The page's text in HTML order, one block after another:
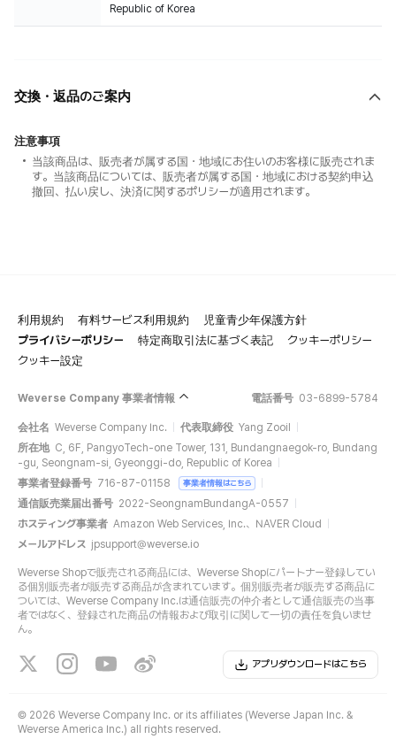
Republic of Korea
交換・返品のご案内
注意事項
当該商品は、販売者が属する国・地域にお住いのお客様に販売されま
す。当該商品については、販売者が属する国・地域における契約申込
撤回、払い戻し、決済に関するポリシーが適用されます。
利用規約 有料サービス利用規約
児童青少年保護方針
プライバシーポリシー
特定商取引法に基づく表記
クッキーポリシー
クッキー設定
Weverse Company 事業者情報 電話番号 03-6899-5784
会社名 Weverse Company Inc. 代表取締役 Yang Zooil
所在地 C, 6F, PangyoTech-one Tower, 131, Bundangnaegok-ro, Bundang
-gu, Seongnam-si, Gyeonggi-do, Republic of Korea
事業者登録番号 716-87-01158 事業者情報はこちら
通信販売業届出番号 2022-SeongnamBundangA-0557
ホスティング事業者 Amazon Web Services, Inc.、NAVER Cloud
メールアドレス jpsupport@weverse.io
Weverse Shopで販売される商品には、Weverse Shopにパートナー登録してい
る個別販売者が販売する商品が含まれています。個別販売者が販売する商品に
ついては、Weverse Company Inc.は通信販売の仲介者として通信販売の当事
者ではなく、登録された商品の情報および取引に関して一切の責任を負いませ
ん。
アプリダウンロードはこちら
© 2026 Weverse Company Inc. or its affiliates (Weverse Japan Inc. &
Weverse America Inc.) all rights reserved.